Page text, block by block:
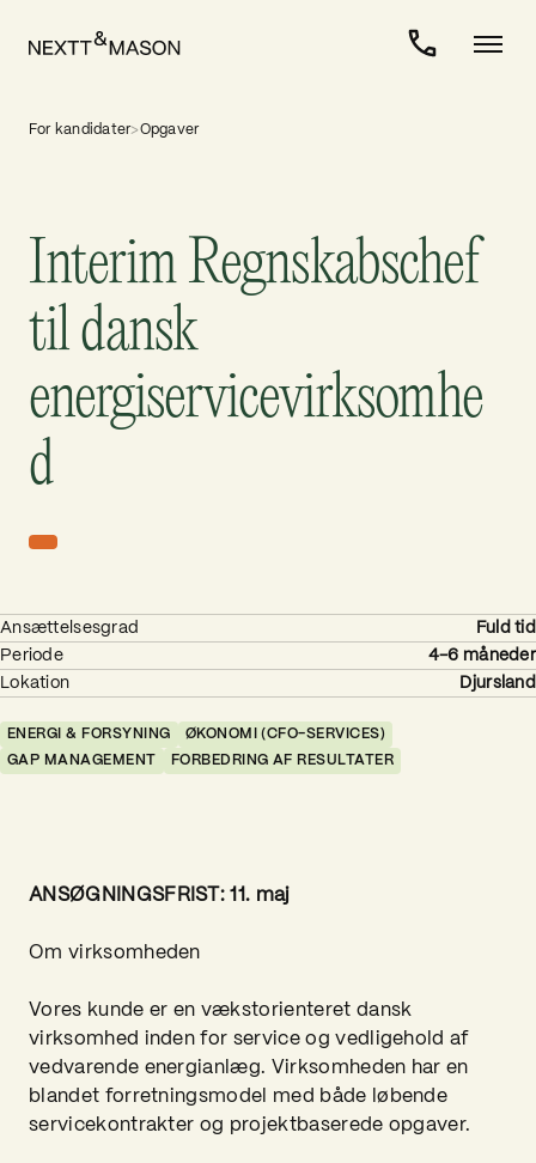
For kandidater>Opgaver
Interim Regnskabschef
til dansk
energiservicevirksomhe
d
ANSØGNINGSFRIST: 11. maj
Om virksomheden
Vores kunde er en vækstorienteret dansk
virksomhed inden for service og vedligehold af
vedvarende energianlæg. Virksomheden har en
blandet forretningsmodel med både løbende
servicekontrakter og projektbaserede opgaver.
Ansættelsesgrad
Fuld tid
Periode
4-6 måneder
Lokation
Djursland
ENERGI & FORSYNING
ØKONOMI (CFO-SERVICES)
GAP MANAGEMENT
FORBEDRING AF RESULTATER